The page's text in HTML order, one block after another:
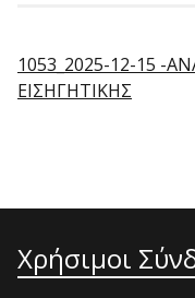
1053_2025-12-15 -
ΕΙΣΗΓΗΤΙΚΗΣ
Χρήσιμοι